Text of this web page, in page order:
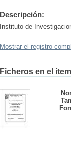
Descripción:
Instituto de
Mostrar el registro
Ficheros en el ítem